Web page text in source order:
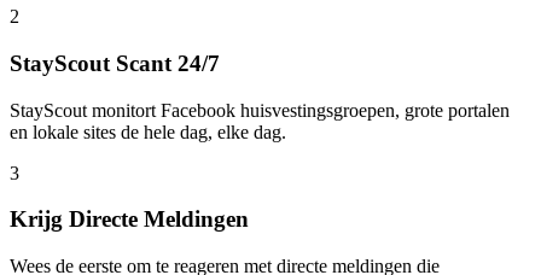
2
StayScout Scant 24/7
StayScout monitort Facebook huisvestingsgroepen, grote portalen
en lokale sites de hele dag, elke dag.
3
Krijg Directe Meldingen
Wees de eerste om te reageren met directe meldingen die